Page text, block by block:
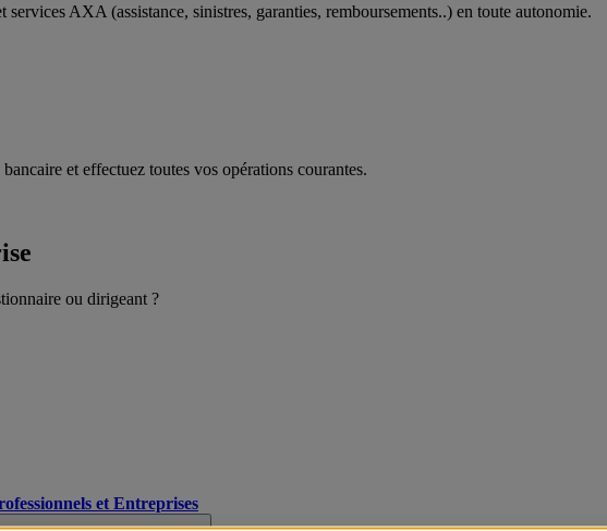
AXA (assistance, sinistres, garanties, remboursements..) en toute autonomie.
et effectuez toutes vos opérations courantes.
ou dirigeant ?
et Entreprises